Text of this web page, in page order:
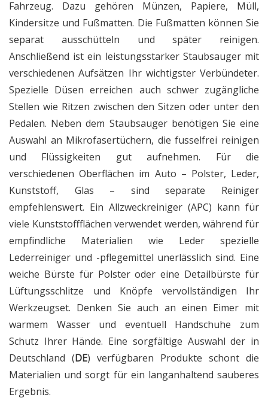
Fahrzeug. Dazu gehören Münzen, Papiere, Müll,
Kindersitze und Fußmatten. Die Fußmatten können Sie
separat ausschütteln und später reinigen.
Anschließend ist ein leistungsstarker Staubsauger mit
verschiedenen Aufsätzen Ihr wichtigster Verbündeter.
Spezielle Düsen erreichen auch schwer zugängliche
Stellen wie Ritzen zwischen den Sitzen oder unter den
Pedalen. Neben dem Staubsauger benötigen Sie eine
Auswahl an Mikrofasertüchern, die fusselfrei reinigen
und Flüssigkeiten gut aufnehmen. Für die
verschiedenen Oberflächen im Auto – Polster, Leder,
Kunststoff, Glas – sind separate Reiniger
empfehlenswert. Ein Allzweckreiniger (APC) kann für
viele Kunststoffflächen verwendet werden, während für
empfindliche Materialien wie Leder spezielle
Lederreiniger und -pflegemittel unerlässlich sind. Eine
weiche Bürste für Polster oder eine Detailbürste für
Lüftungsschlitze und Knöpfe vervollständigen Ihr
Werkzeugset. Denken Sie auch an einen Eimer mit
warmem Wasser und eventuell Handschuhe zum
Schutz Ihrer Hände. Eine sorgfältige Auswahl der in
Deutschland (DE) verfügbaren Produkte schont die
Materialien und sorgt für ein langanhaltend sauberes
Ergebnis.